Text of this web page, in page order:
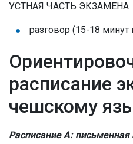
УСТНАЯ ЧАСТЬ ЭКЗАМЕНА
разговор (15-18 минут
расписание
чешскому
Расписание A: письменная